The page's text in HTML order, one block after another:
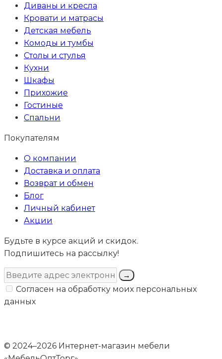
Диваны и кресла
Кровати и матрасы
Детская мебель
Комоды и тумбы
Столы и стулья
Кухни
Шкафы
Прихожие
Гостиные
Спальни
Покупателям
О компании
Доставка и оплата
Возврат и обмен
Блог
Личный кабинет
Акции
Будьте в курсе акций и скидок.
Подпишитесь на рассылку!
→
Согласен на обработку моих персональных
данных
© 2024–2026 Интернет-магазин мебели